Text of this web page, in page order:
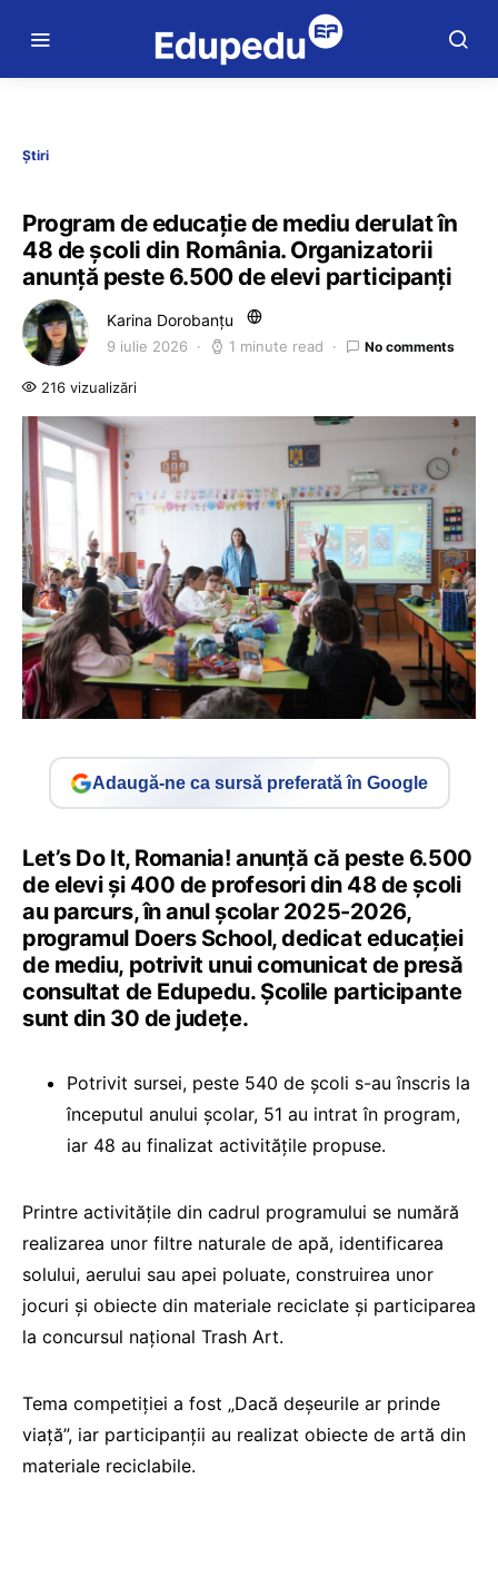
Știri
Program de educație de mediu derulat în
48 de școli din România. Organizatorii
anunță peste 6.500 de elevi participanți
Karina Dorobanțu
9 iulie 2026 1 minute read No comments
216 vizualizări
Adaugă-ne ca sursă preferată în Google
Let’s Do It, Romania! anunță că peste 6.500
de elevi și 400 de profesori din 48 de școli
au parcurs, în anul școlar 2025-2026,
programul Doers School, dedicat educației
de mediu, potrivit unui comunicat de presă
consultat de Edupedu. Școlile participante
sunt din 30 de județe.
Potrivit sursei, peste 540 de școli s-au înscris la
începutul anului școlar, 51 au intrat în program,
iar 48 au finalizat activitățile propuse.
Printre activitățile din cadrul programului se numără
realizarea unor filtre naturale de apă, identificarea
solului, aerului sau apei poluate, construirea unor
jocuri și obiecte din materiale reciclate și participarea
la concursul național Trash Art.
Tema competiției a fost „Dacă deșeurile ar prinde
viață”, iar participanții au realizat obiecte de artă din
materiale reciclabile.